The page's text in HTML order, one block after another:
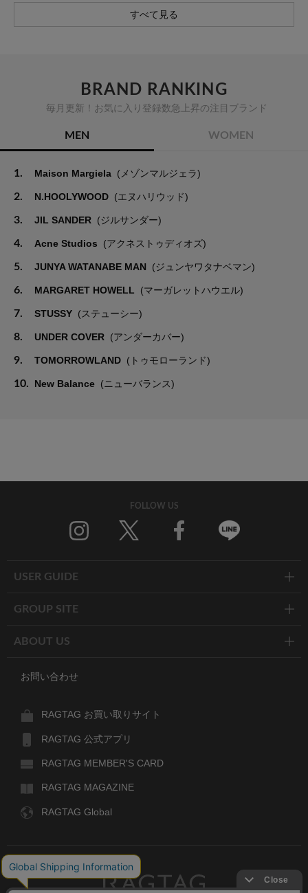
すべて見る
BRAND RANKING
毎月更新！お気に入り登録数急上昇の注目ブランド
MEN WOMEN
1. Maison Margiela (メゾンマルジェラ)
2. N.HOOLYWOOD (エヌハリウッド)
3. JIL SANDER (ジルサンダー)
4. Acne Studios (アクネストゥディオズ)
5. JUNYA WATANABE MAN (ジュンヤワタナベマン)
6. MARGARET HOWELL (マーガレットハウエル)
7. STUSSY (ステューシー)
8. UNDER COVER (アンダーカバー)
9. TOMORROWLAND (トゥモローランド)
10. New Balance (ニューバランス)
FOLLOW US
USER GUIDE
GROUP SITE
ABOUT US
お問い合わせ
RAGTAG お買い取りサイト
RAGTAG 公式アプリ
RAGTAG MEMBER'S CARD
RAGTAG MAGAZINE
RAGTAG Global